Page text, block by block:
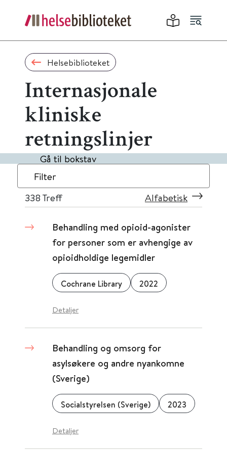
Helsebiblioteket
Internasjonale
kliniske
retningslinjer
Gå til bokstav
Filter
338 Treff Alfabetisk
Behandling med opioid-agonister
for personer som er avhengige av
opioidholdige legemidler
Cochrane Library 2022
Detaljer
Behandling og omsorg for
asylsøkere og andre nyankomne
(Sverige)
Socialstyrelsen (Sverige) 2023
Detaljer